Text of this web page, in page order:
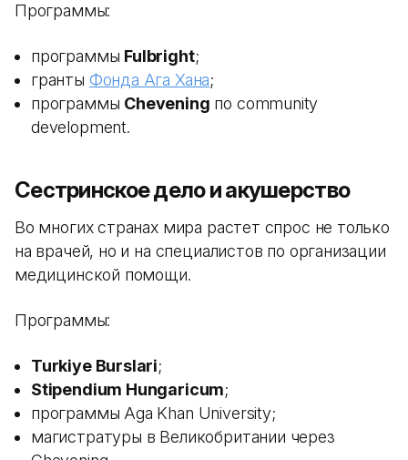
Программы:
программы Fulbright;
гранты Фонда Ага Хана;
программы Chevening по community
development.
Сестринское дело и акушерство
Во многих странах мира растет спрос не только
на врачей, но и на специалистов по организации
медицинской помощи.
Программы:
Turkiye Burslari;
Stipendium Hungaricum;
программы Aga Khan University;
магистратуры в Великобритании через